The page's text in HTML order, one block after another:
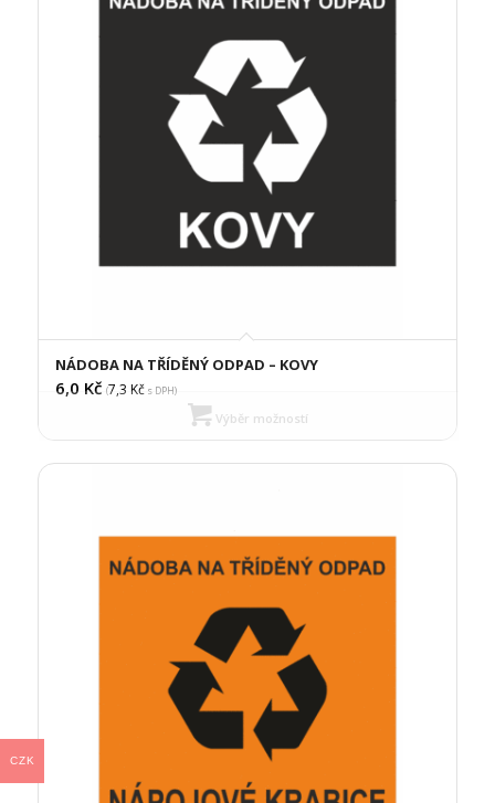
NÁDOBA NA TŘÍDĚNÝ ODPAD – KOVY
6,0 Kč (7,3 Kčs DPH)
Výběr možností
CZK